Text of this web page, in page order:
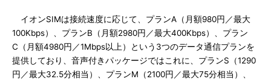
イオンSIMは接続速度に応じて、プランA（月額980円／最大
100Kbps）、プランB（月額2980円／最大400Kbps）、プラン
C（月額4980円／1Mbps以上）という3つのデータ通信プランを
提供しており、音声付きパッケージではこれに、プランS（1290
円／最大32.5分相当）、プランM（2100円／最大75分相当）、